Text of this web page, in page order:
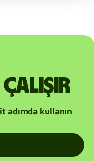
adımda kullanın